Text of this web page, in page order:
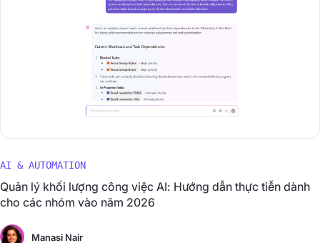
AI & AUTOMATION
Quản lý khối lượng công việc AI: Hướng dẫn thực tiễn dành
cho các nhóm vào năm 2026
Manasi Nair